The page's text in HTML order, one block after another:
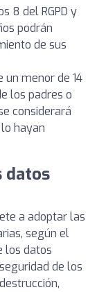
8 del RGPD y
podrán
de sus
un menor de 14
los padres o
considerará
hayan
datos
a adoptar las
según el
los datos
de los